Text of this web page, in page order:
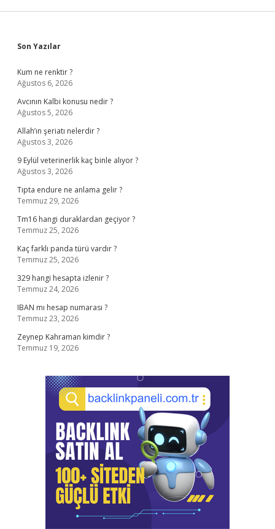
Sidebar
Son Yazılar
Kum ne renktir ?
Ağustos 6, 2026
Avcının Kalbi konusu nedir ?
Ağustos 5, 2026
Allah’ın şeriatı nelerdir ?
Ağustos 3, 2026
9 Eylül veterinerlik kaç binle alıyor ?
Ağustos 3, 2026
Tıpta endure ne anlama gelir ?
Temmuz 29, 2026
Tm16 hangi duraklardan geçiyor ?
Temmuz 25, 2026
Kaç farklı panda türü vardır ?
Temmuz 25, 2026
329 hangi hesapta izlenir ?
Temmuz 24, 2026
IBAN mı hesap numarası ?
Temmuz 23, 2026
Zeynep Kahraman kimdir ?
Temmuz 19, 2026